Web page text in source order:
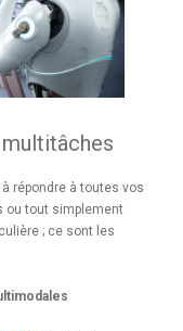
répondre à toutes vos
ou tout simplement
; ce sont les